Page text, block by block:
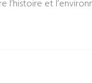
l’histoire et